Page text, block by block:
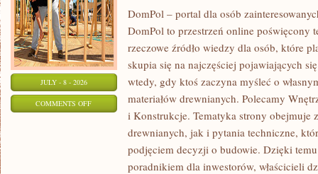
JULY - 8 - 2026
COMMENTS OFFON
FINANSOWANIE
DomPol – portal dla osób
DomPol to przestrzeń online poświęcony
rzeczowe źródło wiedzy dla osób, które
skupia się na najczęściej pojawiających
wtedy, gdy ktoś zaczyna myśleć o
materiałów drewnianych. Polecamy
i Konstrukcje. Tematyka strony obejmuje
drewnianych, jak i pytania techniczne,
podjęciem decyzji o budowie. Dzięki
poradnikiem dla inwestorów, właścicieli